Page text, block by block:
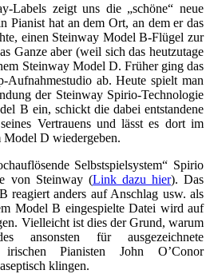
Labels zeigt uns die „schöne“ neue
Pianist hat an dem Ort, an dem er das
einen Steinway Model B-Flügel zur
Ganze aber (weil sich das heutzutage
Steinway Model D. Früher ging das
Aufnahmestudio ab. Heute spielt man
der Steinway Spirio-Technologie
B ein, schickt die dabei entstandene
Vertrauens und lässt es dort im
Model D wiedergeben.
Selbstspielsystem“ Spirio
von Steinway (Link dazu hier). Das
reagiert anders auf Anschlag usw. als
Model B eingespielte Datei wird auf
Vielleicht ist dies der Grund, warum
ansonsten für ausgezeichnete
irischen Pianisten John O’Conor
klingen.